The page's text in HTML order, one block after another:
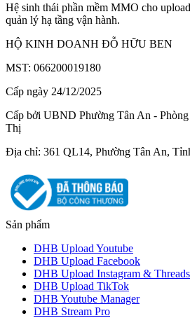
Hệ sinh thái phần mềm MMO cho
quản lý hạ tầng vận hành.
HỘ KINH DOANH ĐỖ HỮU BEN
MST: 066200019180
Cấp ngày 24/12/2025
Cấp bởi UBND Phường Tân An -
Thị
Địa chỉ: 361 QL14, Phường Tân An,
Sản phẩm
DHB Upload Youtube
DHB Upload Facebook
DHB Upload Instagram & Threads
DHB Upload TikTok
DHB Youtube Manager
DHB Stream Pro